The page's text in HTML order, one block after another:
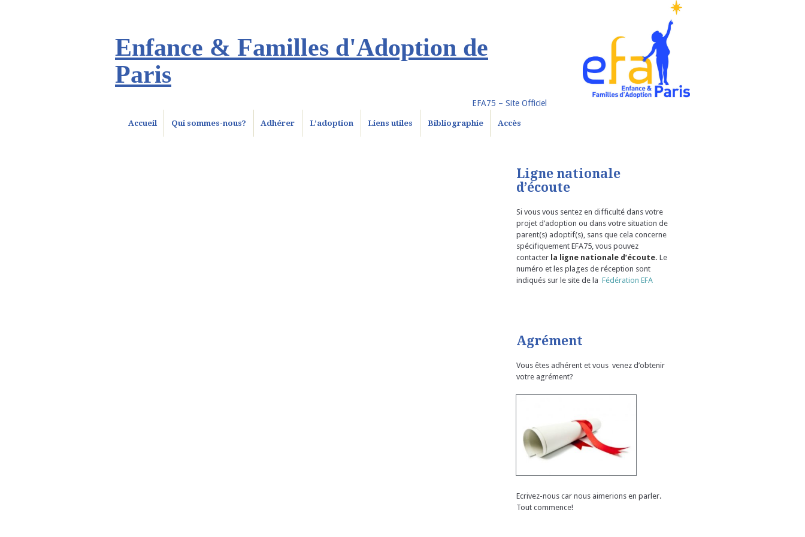
Enfance & Familles d'Adoption de
Paris
EFA75 – Site Officiel
Accueil Qui sommes-nous? Adhérer L’adoption Liens utiles Bibliographie Accès
Ligne nationale
d’écoute
Si vous vous sentez en difficulté dans votre
projet d’adoption ou dans votre situation de
parent(s) adoptif(s), sans que cela concerne
spécifiquement EFA75, vous pouvez
contacterla ligne nationale d’écoute. Le
numéro et les plages de réception sont
indiqués sur le site de la Fédération EFA
Agrément
Vous êtes adhérent et vous venez d’obtenir
votre agrément?
Ecrivez-nous car nous aimerions en parler.
Tout commence!